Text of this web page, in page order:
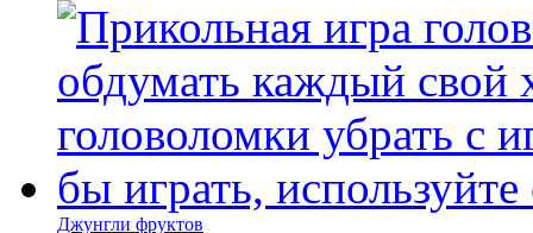
Джунгли фруктов